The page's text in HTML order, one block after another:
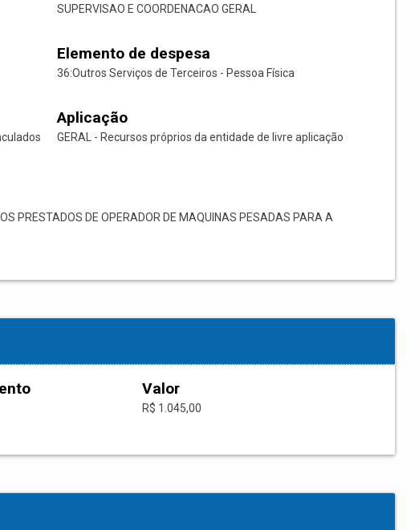
SUPERVISAO E COORDENACAO GERAL
Elemento de despesa
36:Outros Serviços de Terceiros - Pessoa Física
Aplicação
GERAL - Recursos próprios da entidade de livre aplicação
PRESTADOS DE OPERADOR DE MAQUINAS PESADAS PARA A
Valor
R$ 1.045,00